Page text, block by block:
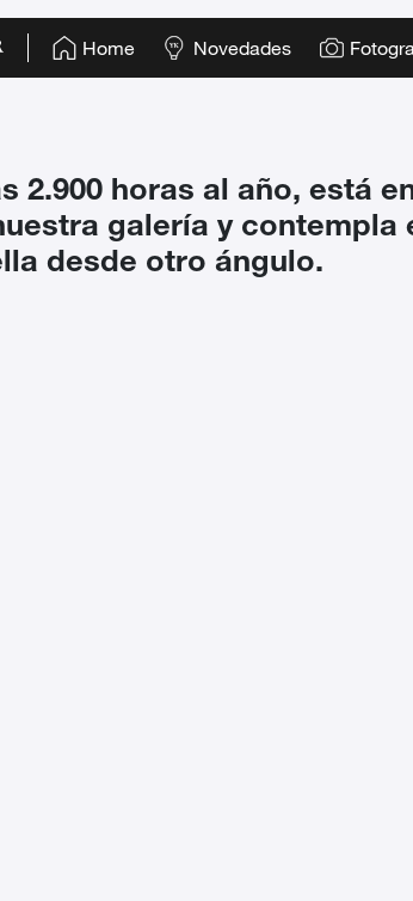
Home Novedades
2.900 horas al año, está
galería y
desde otro ángulo.